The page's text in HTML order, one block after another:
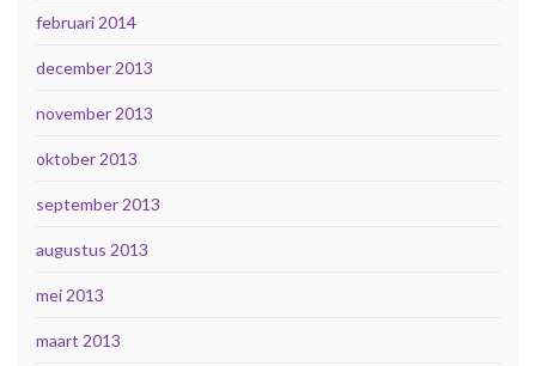
februari 2014
december 2013
november 2013
oktober 2013
september 2013
augustus 2013
mei 2013
maart 2013